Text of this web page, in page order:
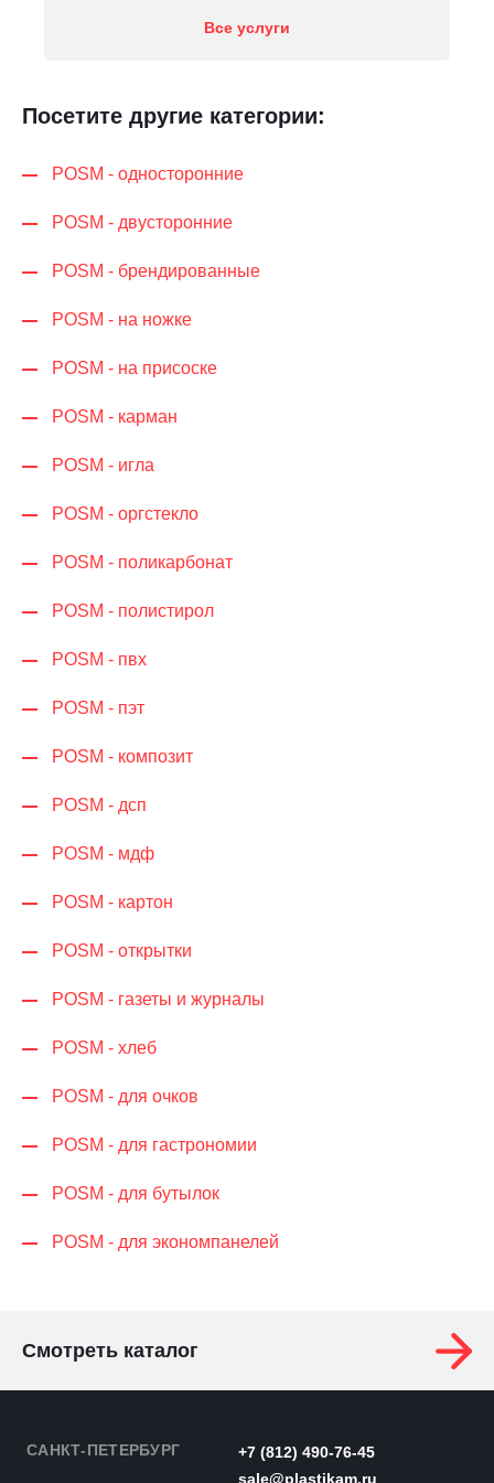
Все услуги
Посетите другие категории:
POSM - односторонние
POSM - двусторонние
POSM - брендированные
POSM - на ножке
POSM - на присоске
POSM - карман
POSM - игла
POSM - оргстекло
POSM - поликарбонат
POSM - полистирол
POSM - пвх
POSM - пэт
POSM - композит
POSM - дсп
POSM - мдф
POSM - картон
POSM - открытки
POSM - газеты и журналы
POSM - хлеб
POSM - для очков
POSM - для гастрономии
POSM - для бутылок
POSM - для экономпанелей
Смотреть каталог
САНКТ-ПЕТЕРБУРГ
+7 (812) 490-76-45
sale@plastikam.ru